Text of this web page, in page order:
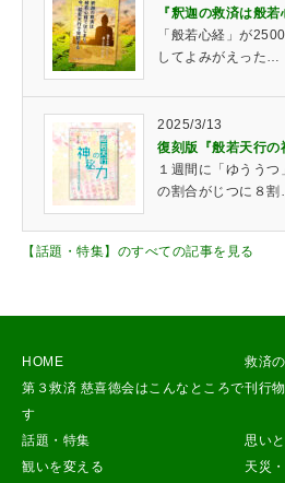
『釈迦の救済は般
「般若心経」が
してよみがえった…
2025/3/13
復刻版『般若天行の
１週間に「ゆうう
の割合がじつに８
【話題・特集】のすべての記事を見る
HOME
救済
第３救済 慈喜徳会はこんなところで
す
刊行物
話題・特集
思い
観いを変える
天災